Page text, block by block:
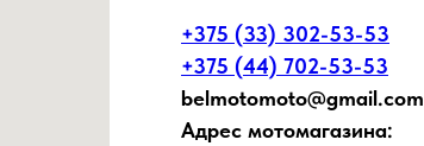
+375 (33) 302-53-53
+375 (44) 702-53-53
belmotomoto@gmail.com
Адрес мотомагазина: